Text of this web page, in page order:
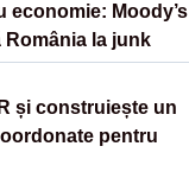
economie: Moody’s
România la junk
și construiește un
pentru